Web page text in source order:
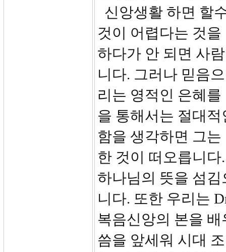
신앙생활 하면 할
것이 어렵다는 것
하다가 안 되면 사
니다. 그러나 믿음
리는 영적인 은혜
을 통해서는 절대
함을 생각하면 그
한 것이 떠오릅니
하나님의 뜻을 섬
니다. 또한 우리는
복음신앙의 본을
씀을 앞세워 시대